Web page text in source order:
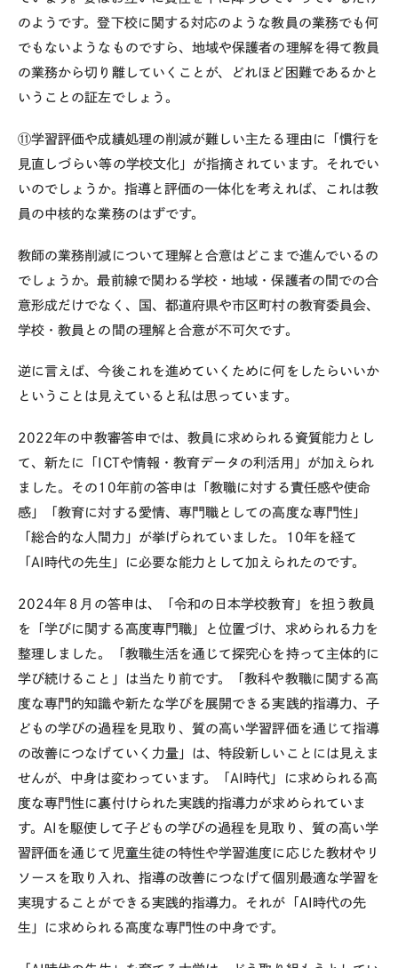
のようです。登下校に関する対応のような教員の業務でも何
でもないようなものですら、地域や保護者の理解を得て教員
の業務から切り離していくことが、どれほど困難であるかと
いうことの証左でしょう。
⑪学習評価や成績処理の削減が難しい主たる理由に「慣行を
見直しづらい等の学校文化」が指摘されています。それでい
いのでしょうか。指導と評価の一体化を考えれば、これは教
員の中核的な業務のはずです。
教師の業務削減について理解と合意はどこまで進んでいるの
でしょうか。最前線で関わる学校・地域・保護者の間での合
意形成だけでなく、国、都道府県や市区町村の教育委員会、
学校・教員との間の理解と合意が不可欠です。
逆に言えば、今後これを進めていくために何をしたらいいか
ということは見えていると私は思っています。
2022年の中教審答申では、教員に求められる資質能力とし
て、新たに「ICTや情報・教育データの利活用」が加えられ
ました。その10年前の答申は「教職に対する責任感や使命
感」「教育に対する愛情、専門職としての高度な専門性」
「総合的な人間力」が挙げられていました。10年を経て
「AI時代の先生」に必要な能力として加えられたのです。
2024年８月の答申は、「令和の日本学校教育」を担う教員
を「学びに関する高度専門職」と位置づけ、求められる力を
整理しました。「教職生活を通じて探究心を持って主体的に
学び続けること」は当たり前です。「教科や教職に関する高
度な専門的知識や新たな学びを展開できる実践的指導力、子
どもの学びの過程を見取り、質の高い学習評価を通じて指導
の改善につなげていく力量」は、特段新しいことには見えま
せんが、中身は変わっています。「AI時代」に求められる高
度な専門性に裏付けられた実践的指導力が求められていま
す。AIを駆使して子どもの学びの過程を見取り、質の高い学
習評価を通じて児童生徒の特性や学習進度に応じた教材やリ
ソースを取り入れ、指導の改善につなげて個別最適な学習を
実現することができる実践的指導力。それが「AI時代の先
生」に求められる高度な専門性の中身です。